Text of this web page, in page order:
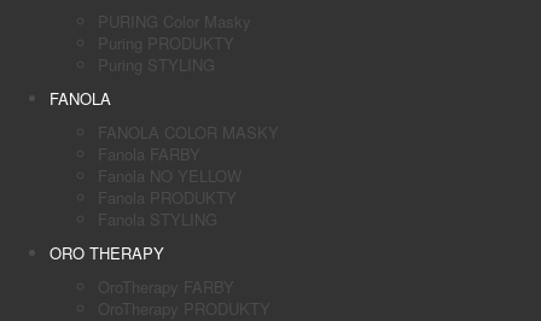
PURING Color Masky
Puring PRODUKTY
Puring STYLING
FANOLA
FANOLA COLOR MASKY
Fanola FARBY
Fanola NO YELLOW
Fanola PRODUKTY
Fanola STYLING
ORO THERAPY
OroTherapy FARBY
OroTherapy PRODUKTY